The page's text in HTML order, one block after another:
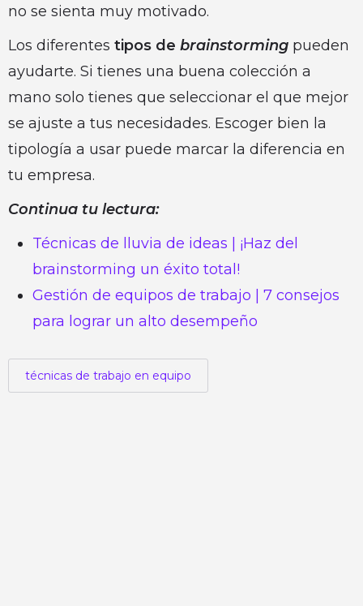
no se sienta muy motivado.
Los diferentes tipos de brainstorming pueden
ayudarte. Si tienes una buena colección a
mano solo tienes que seleccionar el que mejor
se ajuste a tus necesidades. Escoger bien la
tipología a usar puede marcar la diferencia en
tu empresa.
Continua tu lectura:
Técnicas de lluvia de ideas | ¡Haz del
brainstorming un éxito total!
Gestión de equipos de trabajo | 7 consejos
para lograr un alto desempeño
técnicas de trabajo en equipo